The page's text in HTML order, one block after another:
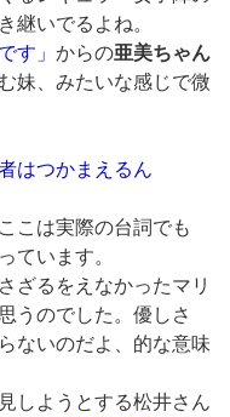
継いでるよね。
す」 からの亜美ちゃん
妹、みたいな感じで微
はつかまえるん
こは実際の台詞でも
ています。
ざるをえなかったマリ
うのでした。優しさ
ないのだよ、的な意味
しようとする松井さん